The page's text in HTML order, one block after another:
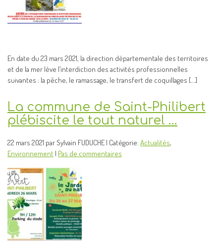
En date du 23 mars 2021, la direction départementale des territoires
et de la mer lève l’interdiction des activités professionnelles
suivantes : la pêche, le ramassage, le transfert de coquillages […]
La commune de Saint-Philibert
plébiscite le tout naturel …
22 mars 2021 par Sylvain FUDUCHE | Catégorie: Actualités,
Environnement | Pas de commentaires